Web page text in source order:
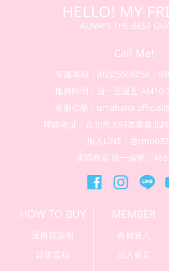
HELLO! MY
ALWAYS THE BEST
Call Me!
客服專線：(02)25506256；
服務時間：週一至週五
客服信箱：
聯絡地址：台北市大同區重慶北
加入LINE：
萊瑪商店 統一編號：
HOW TO BUY
退換貨說明
訂購需知
MEMBER
會員登入
加入會員